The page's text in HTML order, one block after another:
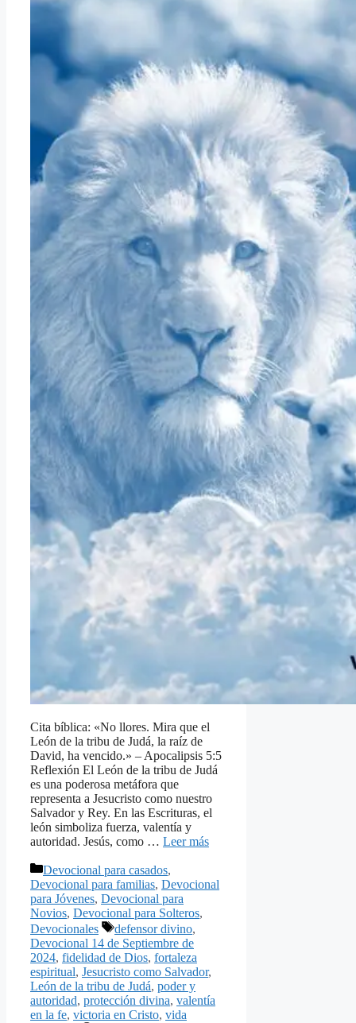
Cita bíblica: «No llores. Mira que el
León de la tribu de Judá, la raíz de
David, ha vencido.» – Apocalipsis 5:5
Reflexión El León de la tribu de Judá
es una poderosa metáfora que
representa a Jesucristo como nuestro
Salvador y Rey. En las Escrituras, el
león simboliza fuerza, valentía y
autoridad. Jesús, como … Leer más
Categorías
Devocional para casados,
Devocional para familias, Devocional
para Jóvenes, Devocional para
Novios, Devocional para Solteros,
Devocionales
Etiquetas
defensor divino,
Devocional 14 de Septiembre de
2024, fidelidad de Dios, fortaleza
espiritual, Jesucristo como Salvador,
León de la tribu de Judá, poder y
autoridad, protección divina, valentía
en la fe, victoria en Cristo, vida